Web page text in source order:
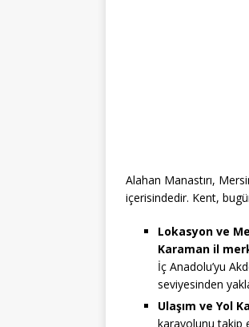
Alahan Manastırı,
içerisindedir. Kent,
Lokasyon ve
Karaman il
İç Anadolu’yu
seviyesinden
Ulaşım ve Yol
karayolunu takip